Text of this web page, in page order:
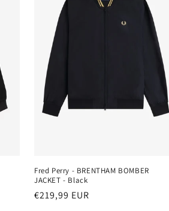
Fred Perry - BRENTHAM BOMBER
JACKET - Black
Normaler
€219,99 EUR